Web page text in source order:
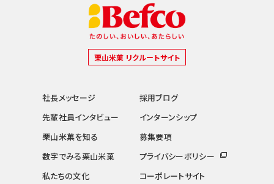
栗山米菓 リクルートサイト
社長メッセージ
先輩社員インタビュー
栗山米菓を知る
数字でみる栗山米菓
私たちの文化
採用ブログ
インターンシップ
募集要項
プライバシーポリシー
コーポレートサイト